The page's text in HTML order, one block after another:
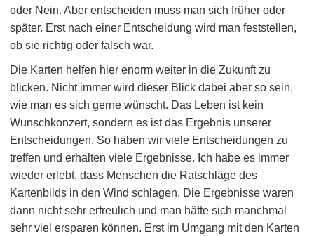
oder Nein. Aber entscheiden muss man sich früher oder
später. Erst nach einer Entscheidung wird man feststellen,
ob sie richtig oder falsch war.
Die Karten helfen hier enorm weiter in die Zukunft zu
blicken. Nicht immer wird dieser Blick dabei aber so sein,
wie man es sich gerne wünscht. Das Leben ist kein
Wunschkonzert, sondern es ist das Ergebnis unserer
Entscheidungen. So haben wir viele Entscheidungen zu
treffen und erhalten viele Ergebnisse. Ich habe es immer
wieder erlebt, dass Menschen die Ratschläge des
Kartenbilds in den Wind schlagen. Die Ergebnisse waren
dann nicht sehr erfreulich und man hätte sich manchmal
sehr viel ersparen können. Erst im Umgang mit den Karten